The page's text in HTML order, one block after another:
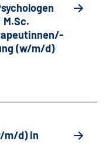
(w/m/d)
m/d) in